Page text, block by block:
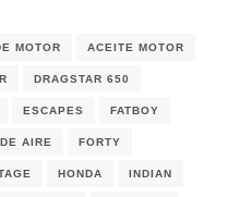
MOTOR ACEITE MOTOR
DRAGSTAR 650
ESCAPES FATBOY
AIRE FORTY
HONDA INDIAN